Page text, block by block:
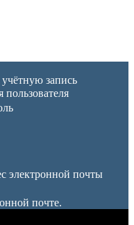
запись
электронной почты
почте.